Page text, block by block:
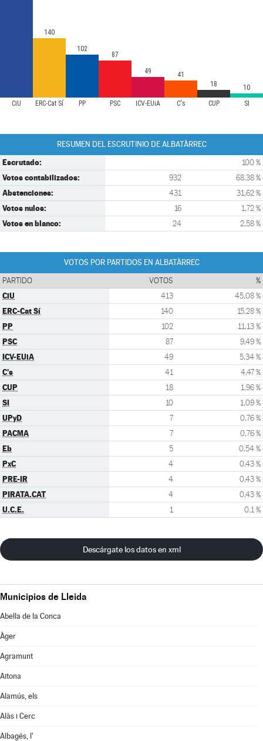
CiU ERC-Cat Sí PP PSC ICV-EUiA C's CUP SI
140
102
87
49
41
18
10
RESUMEN DEL ESCRUTINIO DE ALBATÀRREC
Escrutado: 100 %
Votos contabilizados: 932 68,38 %
Abstenciones: 431 31,62 %
Votos nulos: 16 1,72 %
Votos en blanco: 24 2,58 %
VOTOS POR PARTIDOS EN ALBATÀRREC
PARTIDO VOTOS %
CiU 413 45,08 %
ERC-Cat Sí 140 15,28 %
PP 102 11,13 %
PSC 87 9,49 %
ICV-EUiA 49 5,34 %
C's 41 4,47 %
CUP 18 1,96 %
SI 10 1,09 %
UPyD 7 0,76 %
PACMA 7 0,76 %
Eb 5 0,54 %
PxC 4 0,43 %
PRE-IR 4 0,43 %
PIRATA.CAT 4 0,43 %
U.C.E. 1 0,1 %
Descárgate los datos en xml
Municipios de Lleida
Abella de la Conca
Àger
Agramunt
Aitona
Alamús, els
Alàs i Cerc
Albagés, l'